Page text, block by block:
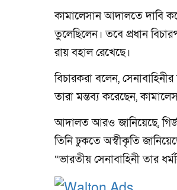
কামালেসান আদালতে দাবি
তুলেছিলেন। তবে প্রধান
রায় বহাল রেখেছে।
বিচারকরা বলেন,
তারা মন্তব্য করেছেন,
আদালত আরও জানিয়েছে,
তিনি ঢুকতে অস্বীকৃতি
“ভারতীয় সেনাবাহিনী তার